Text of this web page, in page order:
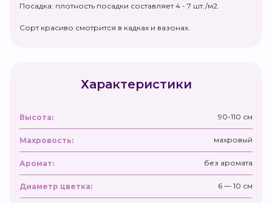
Посадка: плотность посадки составляет 4 - 7 шт./м2.
Сорт красиво смотрится в кадках и вазонах.
Характеристики
Высота: 90-110 см
Махровость: махровый
Аромат: без аромата
Диаметр цветка: 6 — 10 см